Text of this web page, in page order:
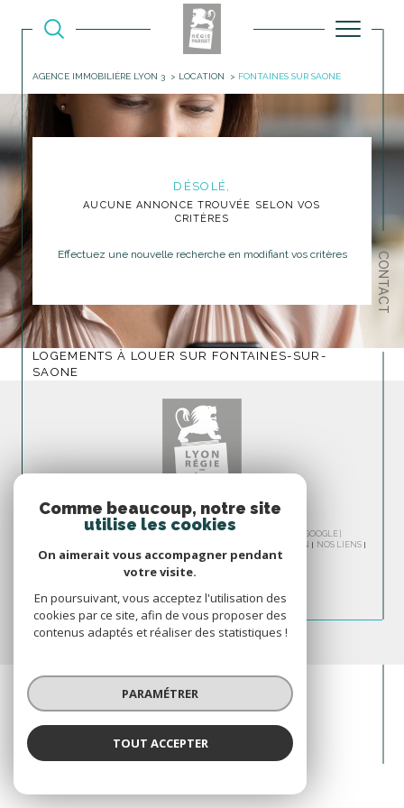
CONTACT
AGENCE IMMOBILIÈRE LYON 3 LOCATION FONTAINES SUR SAONE
DÉSOLÉ,
AUCUNE ANNONCE TROUVÉE SELON VOS
CRITÈRES
Effectuez une nouvelle recherche en modifiant vos critères
LOGEMENTS À LOUER SUR FONTAINES-SUR-
SAONE
© 2026 | TOUS DROITS RÉSERVÉS | TRADUCTION POWERED BY GOOGLE |
ADMIN
NOS LIENS
POLITIQUE RGPD
COOKIES
Comme beaucoup, notre site
utilise les cookies
On aimerait vous accompagner pendant
votre visite.
En poursuivant, vous acceptez l'utilisation des
cookies par ce site, afin de vous proposer des
contenus adaptés et réaliser des statistiques !
PARAMÉTRER
TOUT ACCEPTER